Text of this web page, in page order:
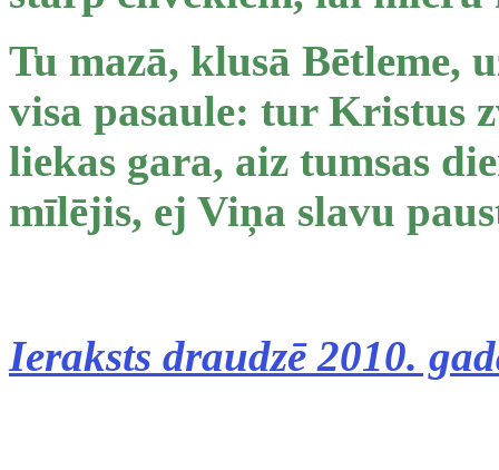
Tu mazā, klusā Bētleme,
visa pasaule: tur Kristus
liekas gara, aiz tumsas
mīlējis, ej Viņa slavu
Ieraksts draudzē 2010.